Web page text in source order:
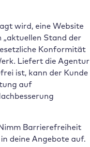
wird, eine Website
„aktuellen Stand der
Konformität
Liefert die Agentur
ist, kann der Kunde
auf
Barrierefreiheit
deine Angebote auf.